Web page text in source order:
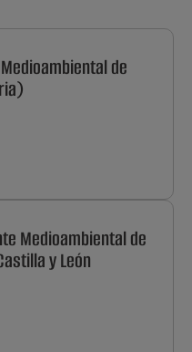
de
Medioambiental de
y León